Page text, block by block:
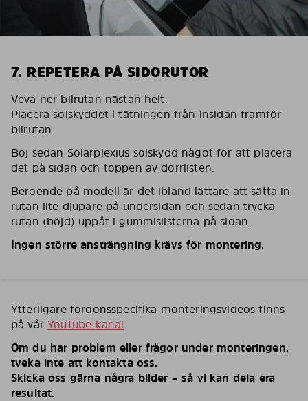
7. REPETERA PÅ SIDORUTOR
Veva ner bilrutan nästan helt.
Placera solskyddet i tätningen från insidan framför
bilrutan.
Böj sedan Solarplexius solskydd något för att placera
det på sidan och toppen av dörrlisten.
Beroende på modell är det ibland lättare att sätta in
rutan lite djupare på undersidan och sedan trycka
rutan (böjd) uppåt i gummislisterna på sidan.
Ingen större ansträngning krävs för montering.
Ytterligare fordonsspecifika monteringsvideos finns
på vårYouTube-kanal
Om du har problem eller frågor under monteringen,
tveka inte att kontakta oss.
Skicka oss gärna några bilder – så vi kan dela era
resultat.